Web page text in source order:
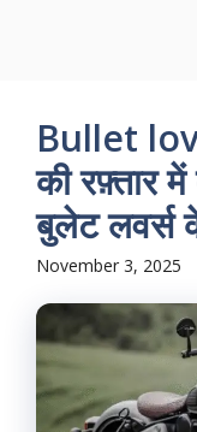
Bullet
की रफ़्तार
बुलेट लवर्स
November 3, 2025